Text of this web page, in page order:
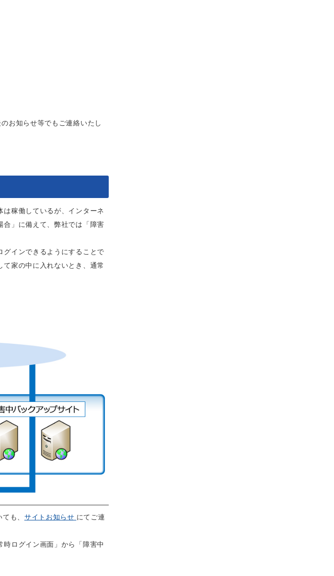
お知らせ等でもご連絡いたし
稼働しているが、インターネ
合」に備えて、弊社では「障害
グインできるようにすることで
家の中に入れないとき、通常
も、 サイトお知らせ にてご連
ログイン画面」から「障害中